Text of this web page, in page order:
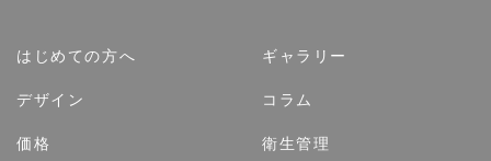
はじめての方へ
デザイン
価格
ギャラリー
コラム
衛生管理